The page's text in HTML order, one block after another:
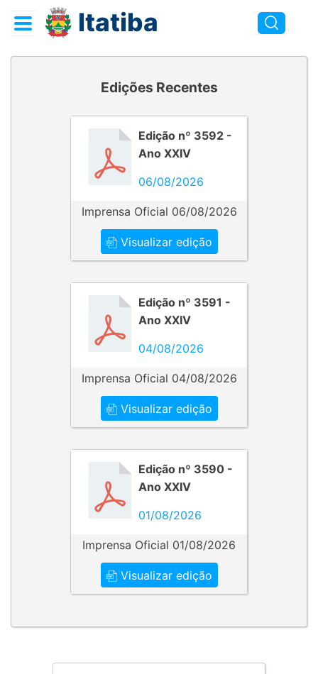
Itatiba
Edições Recentes
Edição nº 3592 -
Ano XXIV
06/08/2026
Imprensa Oficial 06/08/2026
Visualizar edição
Edição nº 3591 -
Ano XXIV
04/08/2026
Imprensa Oficial 04/08/2026
Visualizar edição
Edição nº 3590 -
Ano XXIV
01/08/2026
Imprensa Oficial 01/08/2026
Visualizar edição